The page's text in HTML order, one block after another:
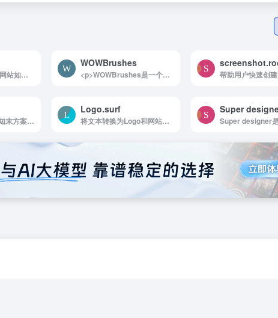
Freepik是Freepik网站如何使用 浏览...
WOWBrushes
<p>WOWBrushes是一个免费的在线PS笔刷下载网站，为Photoshop和其他图像编辑软件的用户提供各种各样的笔刷。</p>
知末方案文本库是知末方案文本库提供项建筑、...
Logo.surf
将文本转换为Logo和网站图标
Super